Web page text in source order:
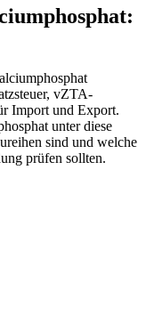
vZTA-
Import und Export.
unter diese
sind und welche
prüfen sollten.